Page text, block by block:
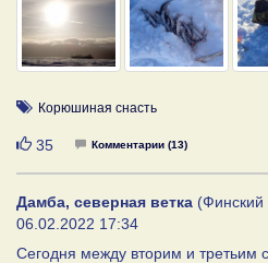
Корюшиная снасть
Нравится
35 Комментарии (13)
Дамба, северная ветка (Финский
06.02.2022 17:34
Сегодня между вторим и третьим